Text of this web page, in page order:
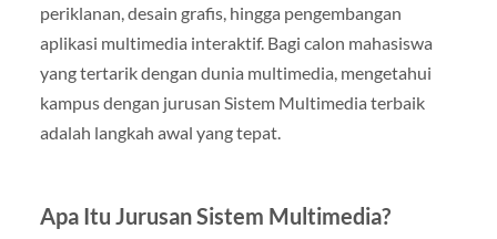
periklanan, desain grafis, hingga pengembangan
aplikasi multimedia interaktif. Bagi calon mahasiswa
yang tertarik dengan dunia multimedia, mengetahui
kampus dengan jurusan Sistem Multimedia terbaik
adalah langkah awal yang tepat.
Apa Itu Jurusan Sistem Multimedia?